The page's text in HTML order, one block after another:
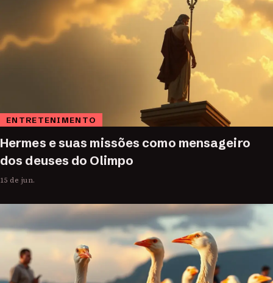
ENTRETENIMENTO
Hermes e suas missões como mensageiro
dos deuses do Olimpo
15 de jun.